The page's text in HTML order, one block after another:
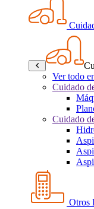
Ver todo
Cuidado
Cuidado
Otros